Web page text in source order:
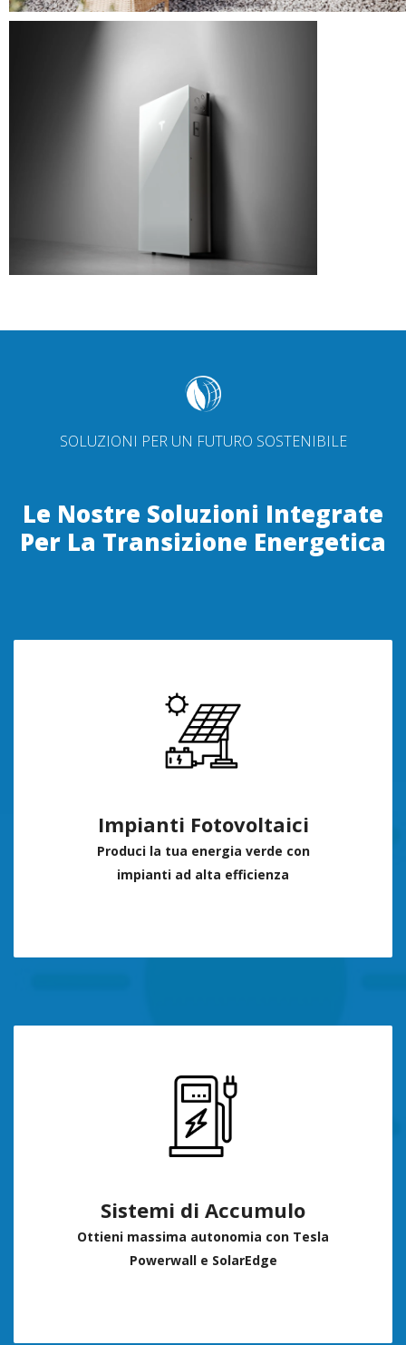
SOLUZIONI PER UN FUTURO SOSTENIBILE
Le Nostre Soluzioni Integrate
Per La Transizione Energetica
Impianti Fotovoltaici
Produci la tua energia verde con
impianti ad alta efficienza
Sistemi di Accumulo
Ottieni massima autonomia con Tesla
Powerwall e SolarEdge